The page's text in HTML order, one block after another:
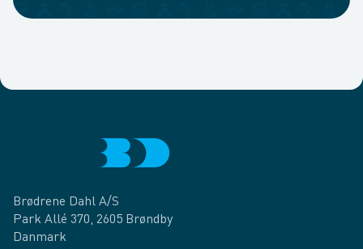
Brødrene Dahl A/S
Park Allé 370, 2605 Brøndby
Danmark